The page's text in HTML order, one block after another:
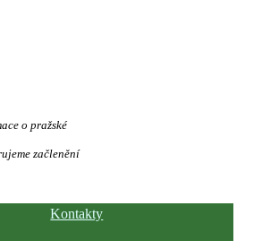
o pražské
začlenění
Kontakty